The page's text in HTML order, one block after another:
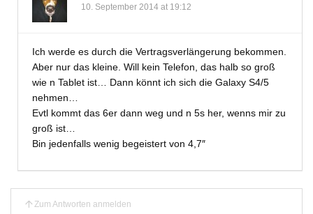
10. September 2014 at 19:12
Ich werde es durch die Vertragsverlängerung bekommen.
Aber nur das kleine. Will kein Telefon, das halb so groß
wie n Tablet ist… Dann könnt ich sich die Galaxy S4/5
nehmen…
Evtl kommt das 6er dann weg und n 5s her, wenns mir zu
groß ist…
Bin jedenfalls wenig begeistert von 4,7″
Zum Antworten anmelden